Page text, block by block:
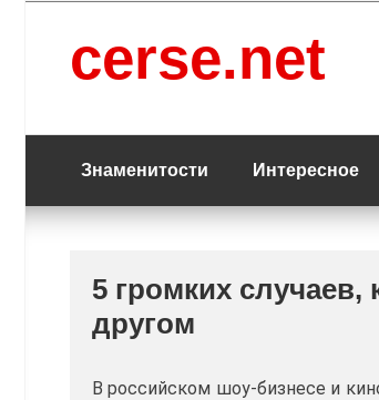
содержанию
cerse.net
Знаменитости Интересное
5 громких случаев,
другом
В российском шоу-бизнесе и